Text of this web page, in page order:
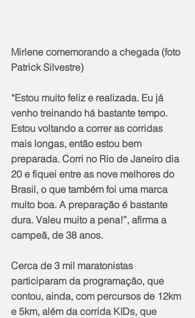
Mirlene comemorando a chegada (foto
Patrick Silvestre)
“Estou muito feliz e realizada. Eu já
venho treinando há bastante tempo.
Estou voltando a correr as corridas
mais longas, então estou bem
preparada. Corri no Rio de Janeiro dia
20 e fiquei entre as nove melhores do
Brasil, o que também foi uma marca
muito boa. A preparação é bastante
dura. Valeu muito a pena!”, afirma a
campeã, de 38 anos.
Cerca de 3 mil maratonistas
participaram da programação, que
contou, ainda, com percursos de 12km
e 5km, além da corrida KIDs, que